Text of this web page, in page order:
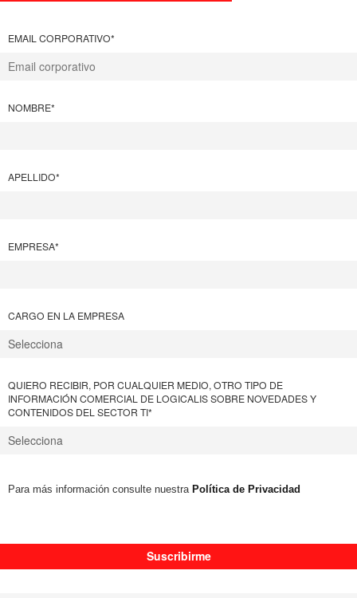
EMAIL CORPORATIVO*
NOMBRE*
APELLIDO*
EMPRESA*
CARGO EN LA EMPRESA
QUIERO RECIBIR, POR CUALQUIER MEDIO, OTRO TIPO DE
INFORMACIÓN COMERCIAL DE LOGICALIS SOBRE NOVEDADES Y
CONTENIDOS DEL SECTOR TI*
Para más información consulte nuestra Política de Privacidad